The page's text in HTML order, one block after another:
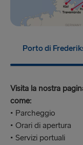
Porto di
Visita la nostra
come:
• Parcheggio
• Orari di apertura
• Servizi portuali